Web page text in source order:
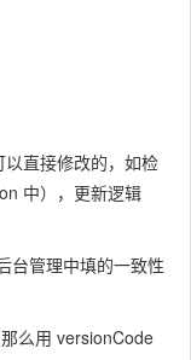
直接修改的，如检
中），更新逻辑
管理中填的一致性
用 versionCode